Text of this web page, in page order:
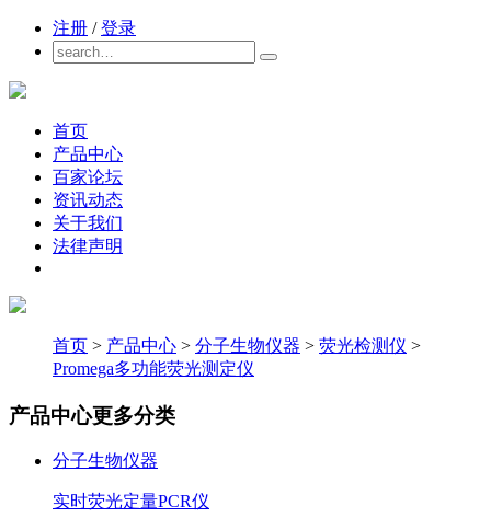
注册 / 登录
首页
产品中心
百家论坛
资讯动态
关于我们
法律声明
首页 > 产品中心 > 分子生物仪器 > 荧光检测仪 >
Promega多功能荧光测定仪
产品中心更多分类
分子生物仪器
实时荧光定量PCR仪